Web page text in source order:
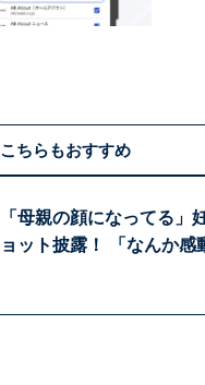
こちらもおすすめ
「母親の顔になってる
ョット披露！ 「なんか感